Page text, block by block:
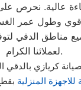
عالية. نحرص
قوي وطول عمر
مناطق الدقي
لعملائنا الكرام.
كريازي بالدقي
المنزلية